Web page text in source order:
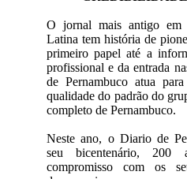
O jornal mais antigo em
Latina tem história de
primeiro papel até a
profissional e da entrada
de Pernambuco atua
qualidade do padrão do
completo de Pernambuco.
Neste ano, o Diario de
seu bicentenário, 200
compromisso com os